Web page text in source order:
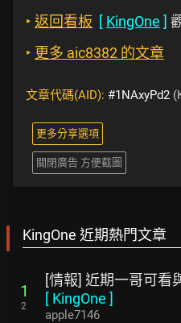
‣ 返回看板 [ KingOne ]
‣ 更多 aic8382 的文章
文章代碼(AID): #1NAxyPd2
更多分享選項
關閉廣告 方便截圖
KingOne 近期熱門文章
1
2
[情報] 近期一哥可看
[ KingOne ]
apple7146